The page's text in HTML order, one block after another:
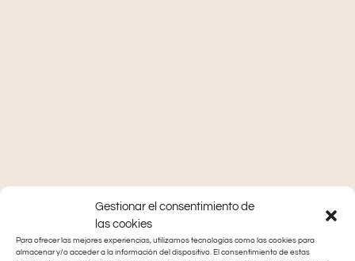
Gestionar el consentimiento de
las cookies
Para ofrecer las mejores experiencias, utilizamos tecnologías como las cookies para
almacenar y/o acceder a la información del dispositivo. El consentimiento de estas